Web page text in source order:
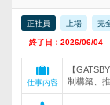
正社員 上場 完
終了日：2026/06/04
仕事内容
【
制構築、